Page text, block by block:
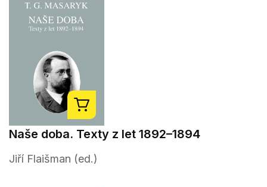
Naše doba. Texty z let 1892–1894
Jiří Flaišman (ed.)